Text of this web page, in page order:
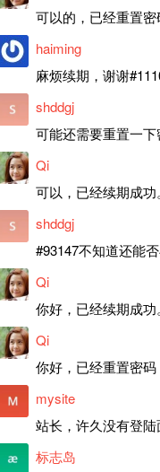
haiming
麻烦续期，谢谢
shddgj
可能还需要重置一
Qi
可以，已经续期成功
shddgj
#93147不知道还能
Qi
你好，已经续期成功
Qi
你好，已经重置密码
mysite
标志岛